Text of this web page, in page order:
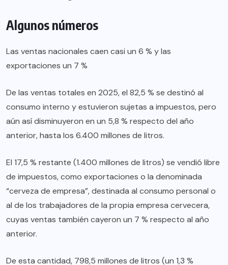
Algunos números
Las ventas nacionales caen casi un 6 % y las
exportaciones un 7 %
De las ventas totales en 2025, el 82,5 % se destinó al
consumo interno y estuvieron sujetas a impuestos, pero
aún así disminuyeron en un 5,8 % respecto del año
anterior, hasta los 6.400 millones de litros.
El 17,5 % restante (1.400 millones de litros) se vendió libre
de impuestos, como exportaciones o la denominada
“cerveza de empresa”, destinada al consumo personal o
al de los trabajadores de la propia empresa cervecera,
cuyas ventas también cayeron un 7 % respecto al año
anterior.
De esta cantidad, 798,5 millones de litros (un 1,3 %